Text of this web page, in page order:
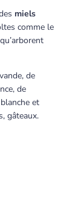
miels
comme le
qu’arborent
de
de
et
gâteaux.